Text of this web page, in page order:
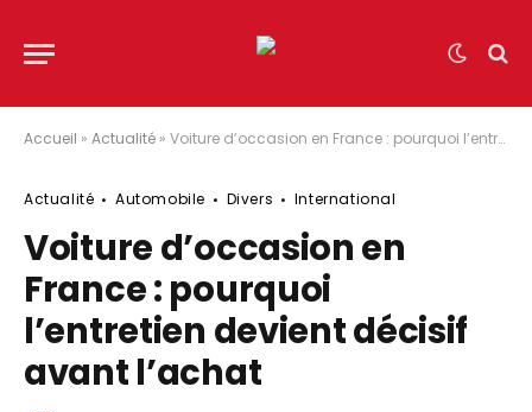
Accueil » Actualité » Voiture d’occasion en France : pourquoi l’entretien devient décisif avant l’achat
Actualité Automobile Divers International
Voiture d’occasion en
France : pourquoi
l’entretien devient décisif
avant l’achat